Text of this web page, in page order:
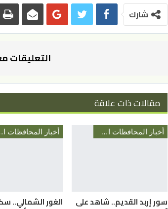
شارك
التعليقات
مقالات ذات علاقة
أخبار المحافظات الأردنية
سور إربد القديم.. شاهد على
أخبار
الغور الشمالي..